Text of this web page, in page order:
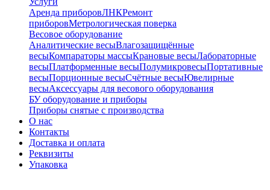
Аренда приборовЛНКРемонт
приборовМетрологическая поверка
Весовое оборудование
Аналитические весыВлагозащищённые
весыКомпараторы массыКрановые весыЛабораторные
весыПлатформенные весыПолумикровесыПортативные
весыПорционные весыСчётные весыЮвелирные
весыАксессуары для весового оборудования
БУ оборудование и приборы
Приборы снятые с производства
О нас
Контакты
Доставка и оплата
Реквизиты
Упаковка